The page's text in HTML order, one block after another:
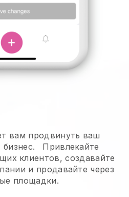
вам продвинуть ваш
Привлекайте
клиентов, создавайте
и продавайте через
площадки.